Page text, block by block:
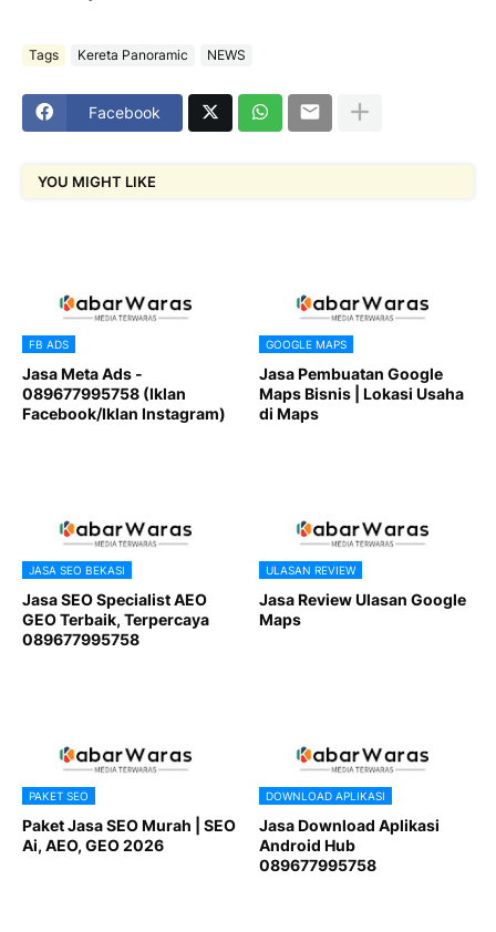
Tags Kereta Panoramic NEWS
Facebook
YOU MIGHT LIKE
FB ADS
Jasa Meta Ads -
089677995758 (Iklan
Facebook/Iklan Instagram)
GOOGLE MAPS
Jasa Pembuatan Google
Maps Bisnis | Lokasi Usaha
di Maps
JASA SEO BEKASI
Jasa SEO Specialist AEO
GEO Terbaik, Terpercaya
089677995758
ULASAN REVIEW
Jasa Review Ulasan Google
Maps
PAKET SEO
Paket Jasa SEO Murah | SEO
Ai, AEO, GEO 2026
DOWNLOAD APLIKASI
Jasa Download Aplikasi
Android Hub
089677995758